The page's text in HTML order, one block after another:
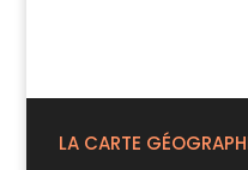
LA CARTE